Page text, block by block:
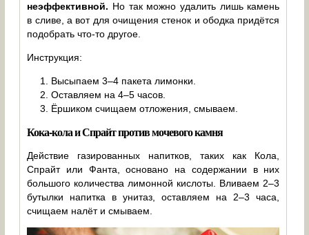
неэффективной. Но так можно удалить лишь камень
в сливе, а вот для очищения стенок и ободка придётся
подобрать что-то другое.
Инструкция:
Высыпаем 3–4 пакета лимонки.
Оставляем на 4–5 часов.
Ёршиком счищаем отложения, смываем.
Кока-кола и Спрайт против мочевого камня
Действие газированных напитков, таких как Кола,
Спрайт или Фанта, основано на содержании в них
большого количества лимонной кислоты. Вливаем 2–3
бутылки напитка в унитаз, оставляем на 2–3 часа,
счищаем налёт и смываем.